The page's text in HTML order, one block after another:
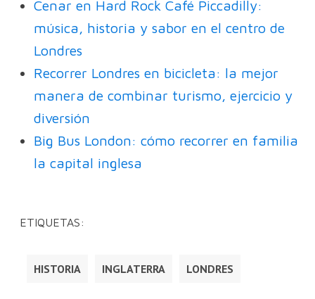
Cenar en Hard Rock Café Piccadilly:
música, historia y sabor en el centro de
Londres
Recorrer Londres en bicicleta: la mejor
manera de combinar turismo, ejercicio y
diversión
Big Bus London: cómo recorrer en familia
la capital inglesa
ETIQUETAS:
HISTORIA INGLATERRA LONDRES